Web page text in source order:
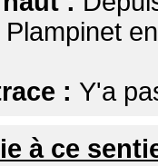
: Y'a
à ce